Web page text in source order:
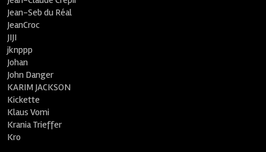
Jean-Seb du Réal
JeanCroc
JIJI
jknppp
Johan
John Danger
KARIM JACKSON
Kickette
Klaus Vomi
Krania Trieffer
Kro